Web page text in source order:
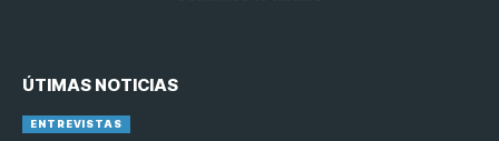
ÚTIMAS NOTICIAS
ENTREVISTAS